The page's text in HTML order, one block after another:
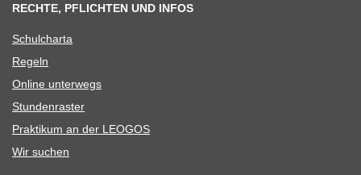
RECHTE, PFLICHTEN UND INFOS
Schul­charta
Regeln
Online unter­wegs
Stun­den­ras­ter
Prak­ti­kum an der LEOGOS
Wir suchen